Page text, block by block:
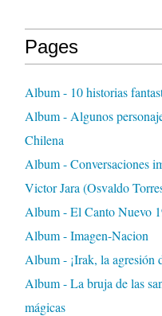
Pages
Album - 10 historias
Album - Algunos
Chilena
Album - Conversaciones
Victor Jara (Osvaldo
Album - El Canto Nuevo
Album - Imagen-Nacion
Album - ¡Irak, la agresión
Album - La bruja de las
mágicas